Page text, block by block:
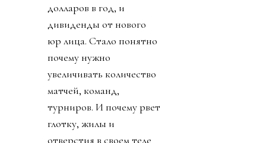
долларов в год, и
дивиденды от нового
юр лица. Стало понятно
почему нужно
увеличивать количество
матчей, команд,
турниров. И почему рвет
глотку, жилы и
отверстия в своем теле